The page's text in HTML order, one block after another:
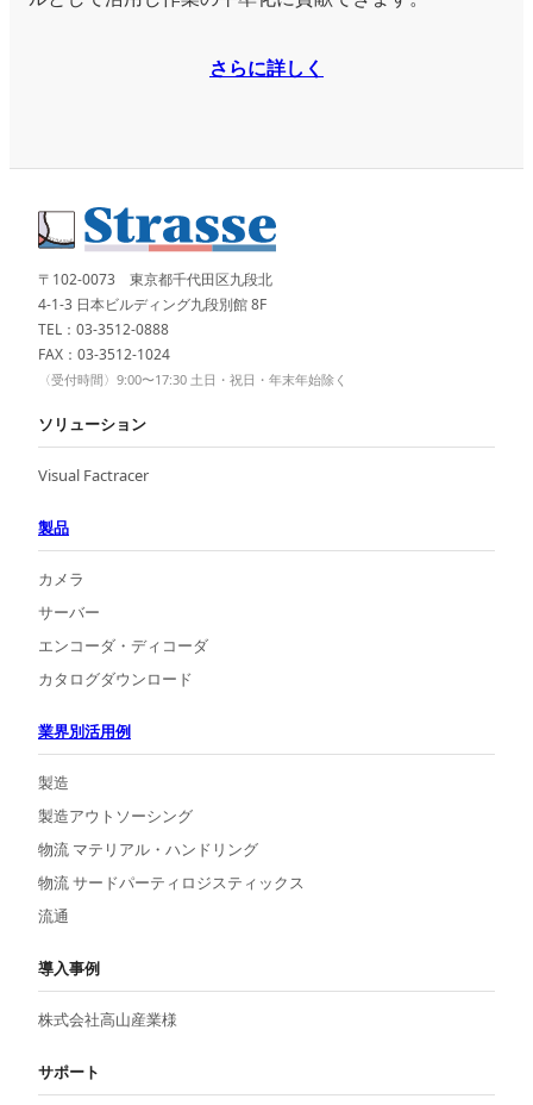
さらに詳しく
〒102-0073 東京都千代田区九段北
4-1-3 日本ビルディング九段別館 8F
TEL：03-3512-0888
FAX：03-3512-1024
〈受付時間〉9:00〜17:30 土日・祝日・年末年始除く
ソリューション
Visual Factracer
製品
カメラ
サーバー
エンコーダ・ディコーダ
カタログダウンロード
業界別活用例
製造
製造アウトソーシング
物流 マテリアル・ハンドリング
物流 サードパーティロジスティックス
流通
導入事例
株式会社高山産業様
サポート